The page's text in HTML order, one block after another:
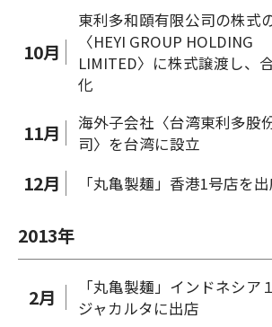
10月
東利多和頤有限公司の株式
〈HEYI GROUP HOLDING
LIMITED〉に株式譲渡し、
化
11月
海外子会社〈台湾東利多股
司〉を台湾に設立
12月 「丸亀製麺」香港1号店を
2013年
2月
「丸亀製麺」インドネシア
ジャカルタに出店